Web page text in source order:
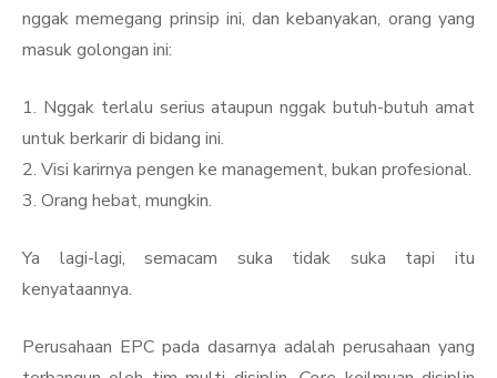
nggak memegang prinsip ini, dan kebanyakan, orang yang
masuk golongan ini:
1. Nggak terlalu serius ataupun nggak butuh-butuh amat
untuk berkarir di bidang ini.
2. Visi karirnya pengen ke management, bukan profesional.
3. Orang hebat, mungkin.
Ya lagi-lagi, semacam suka tidak suka tapi itu
kenyataannya.
Perusahaan EPC pada dasarnya adalah perusahaan yang